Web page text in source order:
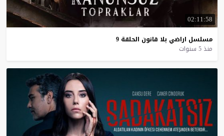
02:11:58
مسلسل اراضي بلا قانون الحلقة 9
منذ 5 سنوات